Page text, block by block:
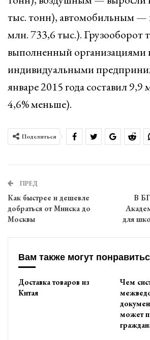
тыс. тонн), автомобильным —
млн. 733,6 тыс.). Грузооборот
выполненный организациями
индивидуальными
январе 2015 года составил 9,9
4,6% меньше).
Поделиться
ПРЕД
Как быстрее и дешевле
добраться от Минска до
Москвы
В
для
Вам также могут
Доставка товаров из
Китая
Чем
может